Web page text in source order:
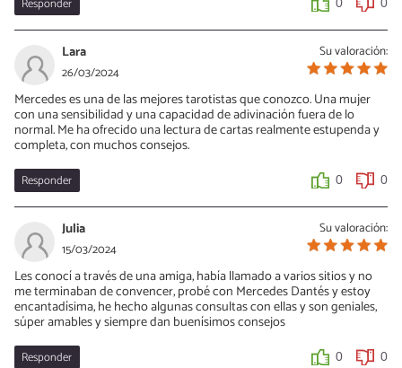
Responder
Su valoración:
Lara
26/03/2024
Mercedes es una de las mejores tarotistas que conozco. Una mujer
con una sensibilidad y una capacidad de adivinación fuera de lo
normal. Me ha ofrecido una lectura de cartas realmente estupenda y
completa, con muchos consejos.
Responder 0 0
Su valoración:
Julia
15/03/2024
Les conocí a través de una amiga, había llamado a varios sitios y no
me terminaban de convencer, probé con Mercedes Dantés y estoy
encantadísima, he hecho algunas consultas con ellas y son geniales,
súper amables y siempre dan buenísimos consejos
Responder 0 0